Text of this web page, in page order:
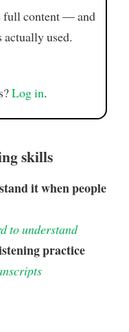
full content — and
used.
Log in.
skills
it when people
to understand
practice